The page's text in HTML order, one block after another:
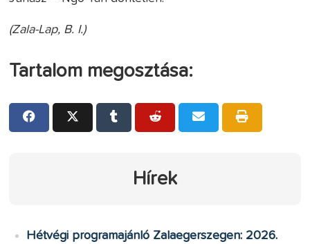
(Zala-Lap, B. I.)
Tartalom megosztása:
Hírek
Hétvégi programajánló Zalaegerszegen: 2026.